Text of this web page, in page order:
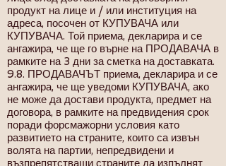
продукт на лице и / или институция на
адреса, посочен от КУПУВАЧА или
КУПУВАЧА. Той приема, декларира и се
ангажира, че ще го върне на ПРОДАВАЧА в
рамките на 3 дни за сметка на доставката.
9.8. ПРОДАВАЧЪТ приема, декларира и се
ангажира, че ще уведоми КУПУВАЧА, ако
не може да достави продукта, предмет на
договора, в рамките на предвидения срок
поради форсмажорни условия като
развитието на страните, които са извън
волята на партии, непредвидени и
възпрепятстващи страните да изпълнят